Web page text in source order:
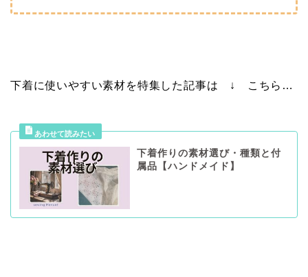
下着に使いやすい素材を特集した記事は ↓ こちら…
下着作りの素材選び・種類と付
属品【ハンドメイド】